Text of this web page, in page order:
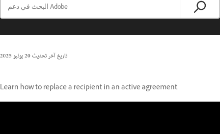
تاريخ آخر تحديث20 يونيو 2025
Learn how to replace a recipient in an active agreement.